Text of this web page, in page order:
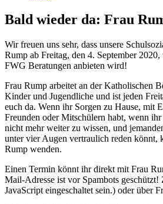
Bald wieder da: Frau
Wir freuen uns sehr, dass unsere
Rump ab Freitag, den 4. September
FWG Beratungen anbieten wird!
Frau Rump arbeitet an der Katholischen
Kinder und Jugendliche und ist jeden
euch da. Wenn ihr Sorgen zu Hause, mit
Freunden oder Mitschülern habt, wenn
nicht mehr weiter zu wissen, und
unter vier Augen vertraulich reden könnt,
Rump wenden.
Einen Termin könnt ihr direkt mit Frau
Mail-Adresse ist vor Spambots geschützt!
JavaScript eingeschaltet sein.) oder über